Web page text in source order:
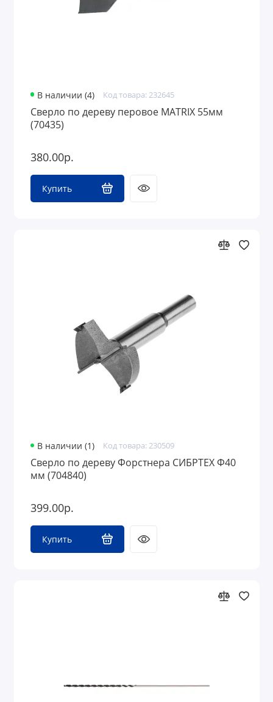
В наличии (4) Код товара: 232645
Сверло по дереву перовое MATRIX 55мм
(70435)
380.00р.
Купить
В наличии (1) Код товара: 230509
Сверло по дереву Форстнера СИБРТЕХ Ф40
мм (704840)
399.00р.
Купить